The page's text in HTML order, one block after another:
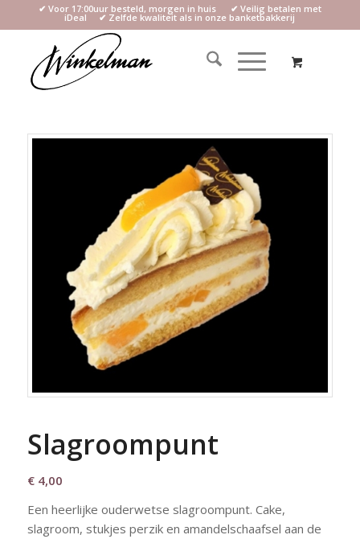
✔ Voor 17:00uur besteld, morgen in huis ✔ Veilig betalen met
iDeal ✔ Zelfde kwaliteit als in onze banketbakkerij
Slagroompunt
€4,00
Een heerlijke ouderwetse slagroompunt. Cake,
slagroom, stukjes perzik en amandelschaafsel aan de